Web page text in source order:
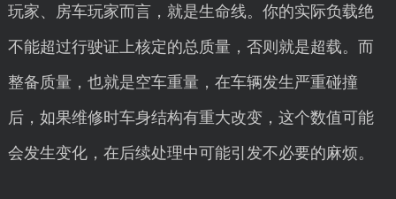
玩家、房车玩家而言，就是生命线。你的实际负载绝
不能超过行驶证上核定的总质量，否则就是超载。而
整备质量，也就是空车重量，在车辆发生严重碰撞
后，如果维修时车身结构有重大改变，这个数值可能
会发生变化，在后续处理中可能引发不必要的麻烦。